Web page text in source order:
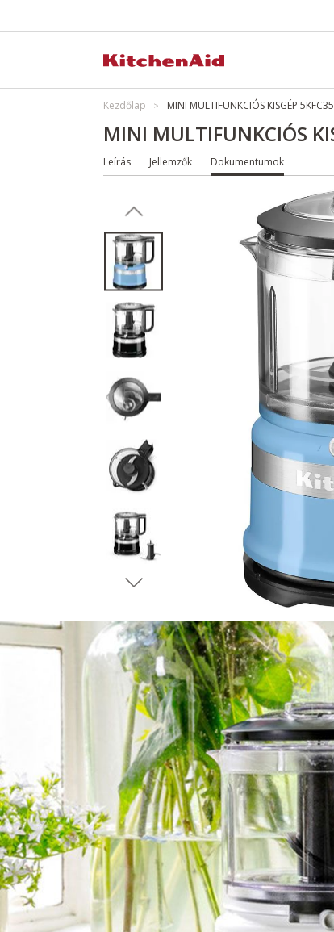
Kezdőlap MINI MULTIFUNKCIÓS KISGÉP
MINI MULTIFUNKCIÓS
Leírás Jellemzők Dokumentumok